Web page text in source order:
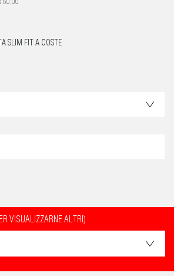
60,00
SLIM FIT A COSTE
VISUALIZZARNE ALTRI)